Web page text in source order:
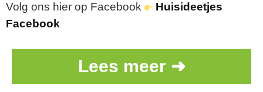
Volg ons hier op Facebook
Huisideetjes
Facebook
Lees meer ➜